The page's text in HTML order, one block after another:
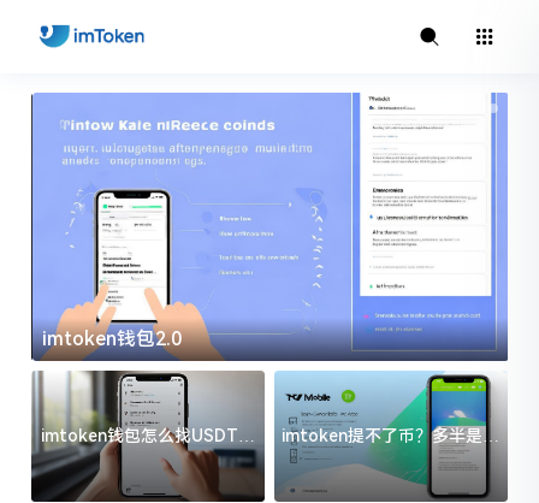
imtoken钱包2.0
imtoken钱包怎么找USDT地
址？三步搞定不踩坑
imtoken提不了币？多半是这
几件事没处理好